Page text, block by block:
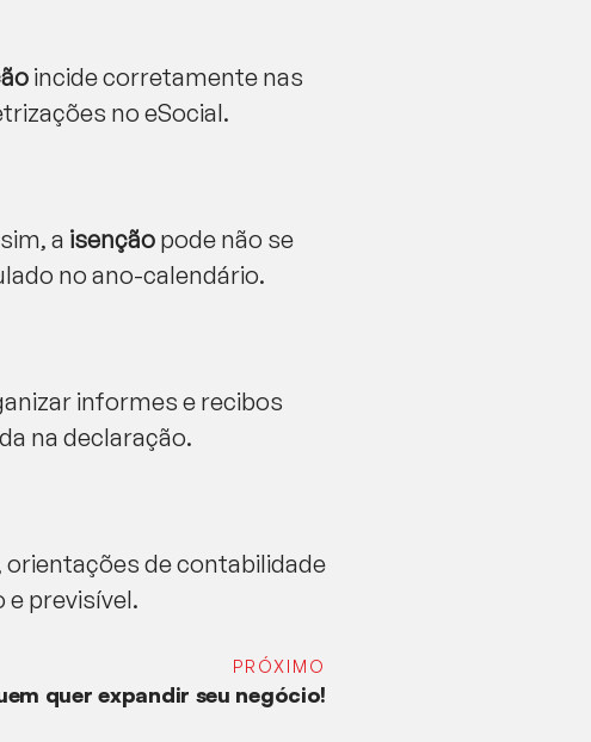
incide corretamente nas
no eSocial.
a isenção pode não se
no ano-calendário.
informes e recibos
na declaração.
de contabilidade
previsível.
PRÓXIMO
quer expandir seu negócio!